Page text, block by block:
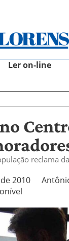
Ler on-line
reclama
2010